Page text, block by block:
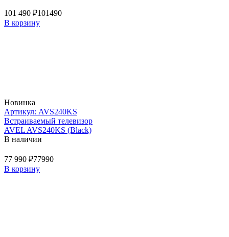
101 490 ₽101490
В корзину
Новинка
Артикул: AVS240KS
Встраиваемый телевизор
AVEL AVS240KS (Black)
В наличии
77 990 ₽77990
В корзину